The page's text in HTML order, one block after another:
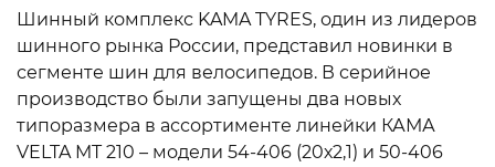
Шинный комплекс KAMA TYRES, один из лидеров
шинного рынка России, представил новинки в
сегменте шин для велосипедов. В серийное
производство были запущены два новых
типоразмера в ассортименте линейки КАМА
VELTA MT 210 – модели 54-406 (20х2,1) и 50-406